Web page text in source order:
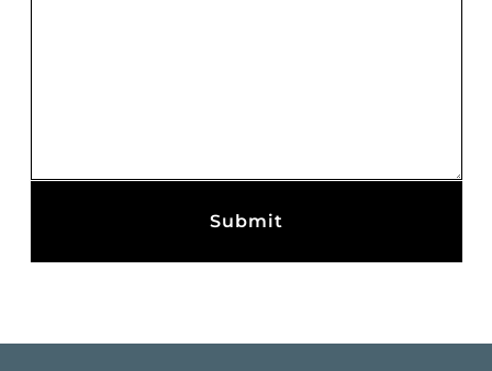
Submit